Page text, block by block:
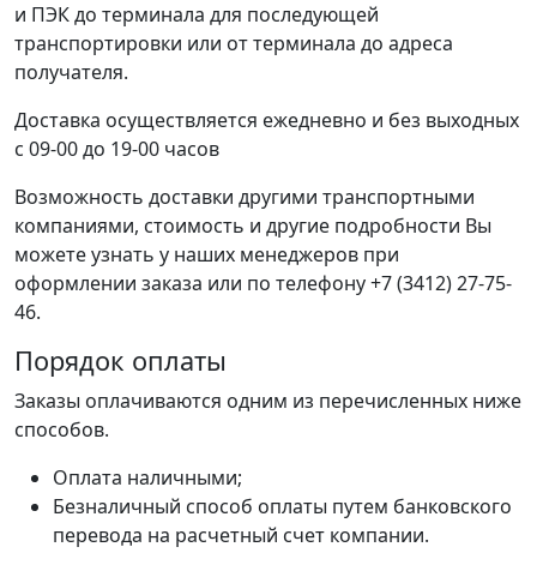
и ПЭК до терминала для последующей
транспортировки или от терминала до адреса
получателя.
Доставка осуществляется ежедневно и без выходных
с 09-00 до 19-00 часов
Возможность доставки другими транспортными
компаниями, стоимость и другие подробности Вы
можете узнать у наших менеджеров при
оформлении заказа или по телефону +7 (3412) 27-75-
46.
Порядок оплаты
Заказы оплачиваются одним из перечисленных ниже
способов.
Оплата наличными;
Безналичный способ оплаты путем банковского
перевода на расчетный счет компании.